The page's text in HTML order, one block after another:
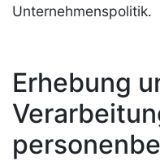
Unternehmenspolitik.
Erhebung